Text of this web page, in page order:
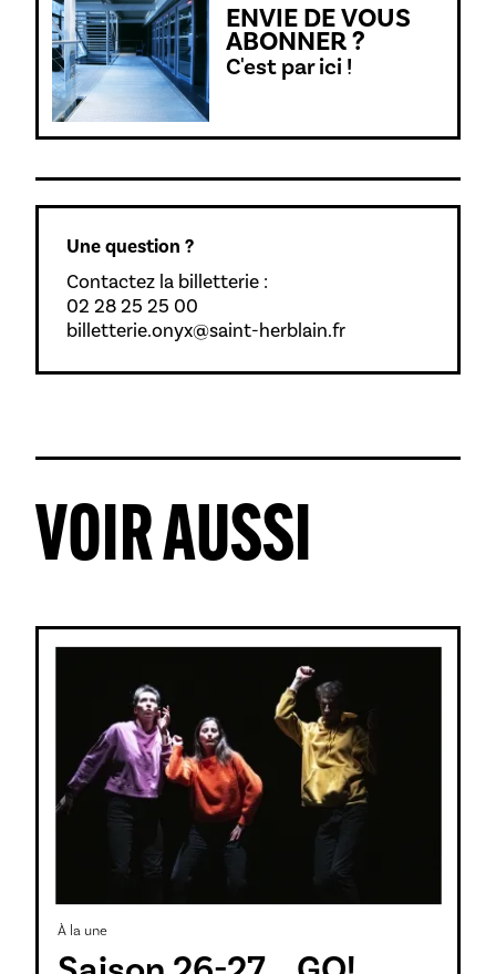
ENVIE DE VOUS
ABONNER ?
C'est par ici !
Une question ?
Contactez la billetterie :
02 28 25 25 00
billetterie.onyx@saint-herblain.fr
VOIR AUSSI
À la une